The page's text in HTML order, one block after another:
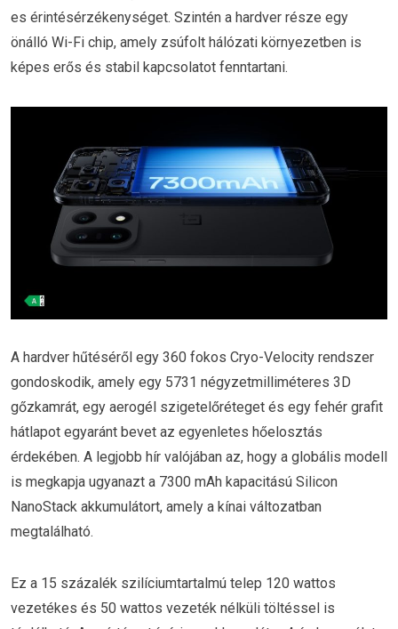
es érintésérzékenységet. Szintén a hardver része egy
önálló Wi-Fi chip, amely zsúfolt hálózati környezetben is
képes erős és stabil kapcsolatot fenntartani.
A hardver hűtéséről egy 360 fokos Cryo-Velocity rendszer
gondoskodik, amely egy 5731 négyzetmilliméteres 3D
gőzkamrát, egy aerogél szigetelőréteget és egy fehér grafit
hátlapot egyaránt bevet az egyenletes hőelosztás
érdekében. A legjobb hír valójában az, hogy a globális modell
is megkapja ugyanazt a 7300 mAh kapacitású Silicon
NanoStack akkumulátort, amely a kínai változatban
megtalálható.
Ez a 15 százalék szilíciumtartalmú telep 120 wattos
vezetékes és 50 wattos vezeték nélküli töltéssel is